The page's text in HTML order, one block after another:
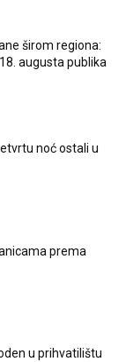
širom regiona:
augusta publika
noć ostali u
prema
u prihvatilištu